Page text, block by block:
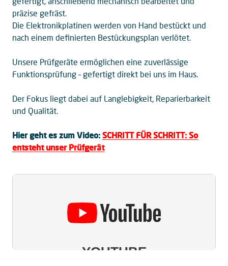
präzise gefräst.
Die Elektronikplatinen werden von Hand bestückt und
nach einem definierten Bestückungsplan verlötet.
Unsere Prüfgeräte ermöglichen eine zuverlässige
Funktionsprüfung – gefertigt direkt bei uns im Haus.
Der Fokus liegt dabei auf Langlebigkeit, Reparierbarkeit
und Qualität.
Hier geht es zum Video: SCHRITT FÜR SCHRITT: So
entsteht unser Prüfgerät